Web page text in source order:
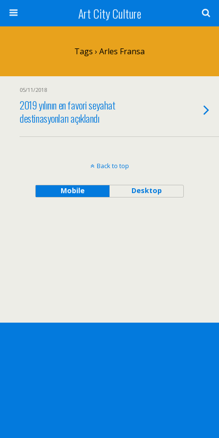
Art City Culture
Tags › Arles Fransa
05/11/2018
2019 yılının en favori seyahat
destinasyonları açıklandı
Back to top
Mobile Desktop